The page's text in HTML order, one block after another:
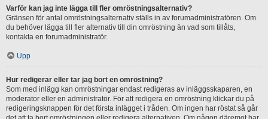
Varför kan jag inte lägga till fler omröstningsalternativ?
Gränsen för antal omröstningsalternativ ställs in av forumadministratören. Om
du behöver lägga till fler alternativ till din omröstning än vad som tillåts,
kontakta en forumadministratör.
Upp
Hur redigerar eller tar jag bort en omröstning?
Som med inlägg kan omröstningar endast redigeras av inläggsskaparen, en
moderator eller en administratör. För att redigera en omröstning klickar du på
redigeringsknappen för det första inlägget i tråden. Om ingen har röstat så går